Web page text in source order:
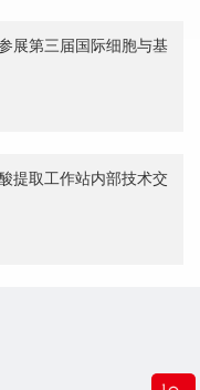
展第三届国际细胞与基
提取工作站内部技术交